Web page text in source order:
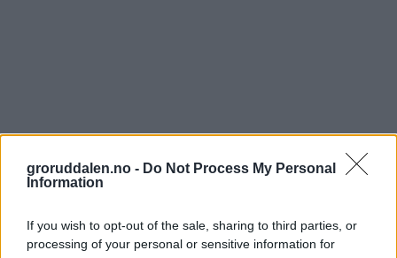
groruddalen.no - Do Not Process My Personal
Information
If you wish to opt-out of the sale, sharing to third parties, or
processing of your personal or sensitive information for